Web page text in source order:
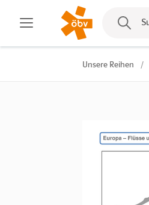
Kontakt
Unsere Reihen /